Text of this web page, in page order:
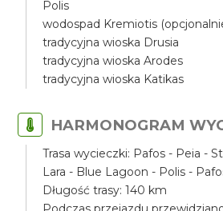
Polis
wodospad Kremiotis
tradycyjna wioska Drusia
tradycyjna wioska Arodes
tradycyjna wioska Katikas
HARMONOGRAM
Trasa wycieczki: Pafos - Peia -
Lara - Blue Lagoon - Polis -
Długość trasy: 140 km